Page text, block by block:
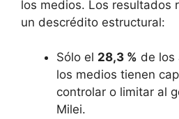
los medios. Los resultados
un descrédito estructural:
Sólo el 28,3 % de los
los medios tienen
controlar o limitar al
Milei.